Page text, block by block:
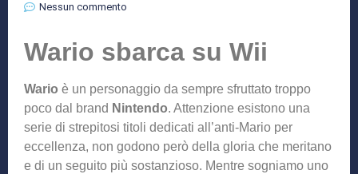
Nessun commento
Wario sbarca su Wii
Wario è un personaggio da sempre sfruttato troppo
poco dal brand Nintendo. Attenzione esistono una
serie di strepitosi titoli dedicati all’anti-Mario per
eccellenza, non godono però della gloria che meritano
e di un seguito più sostanzioso. Mentre sogniamo uno